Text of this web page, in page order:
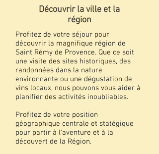
Découvrir la ville et la
région
Profitez de votre séjour pour
découvrir la magnifique région de
Saint Rémy de Provence. Que ce soit
une visite des sites historiques, des
randonnées dans la nature
environnante ou une dégustation de
vins locaux, nous pouvons vous aider à
planifier des activités inoubliables.
Profitez de votre position
géographique centrale et statégique
pour partir à l'aventure et à la
découvert de la Région.